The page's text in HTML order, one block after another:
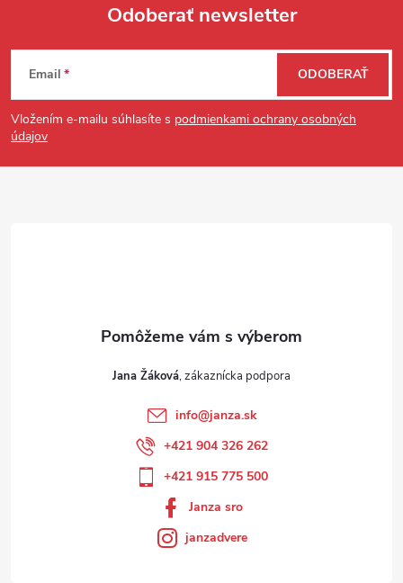
Zápätie
Odoberať newsletter
Email
Vložením e-mailu súhlasíte s podmienkami ochrany osobných
údajov
ODOBERAŤ
Jana Žáková
info@janza.sk
+421 904 326 262
+421 915 775 500
Janza sro
janzadvere